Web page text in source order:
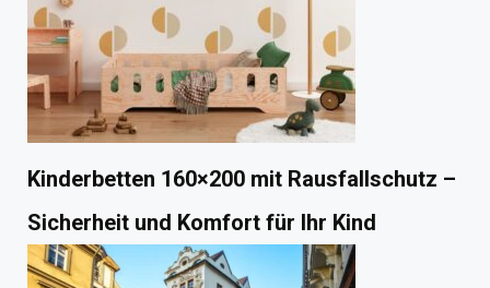
Kinderbetten 160×200 mit Rausfallschutz –
Sicherheit und Komfort für Ihr Kind